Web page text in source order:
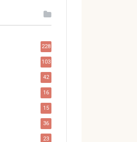
228
103
42
16
15
36
23